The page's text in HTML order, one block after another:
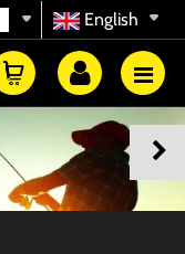
English